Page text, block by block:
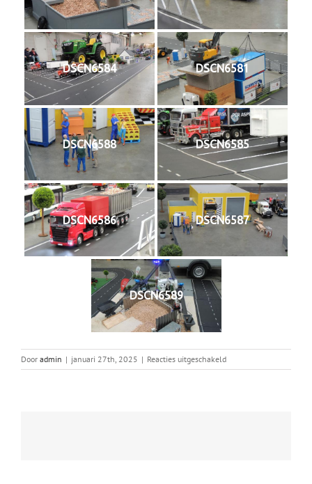
DSCN6584 DSCN6581
DSCN6588 DSCN6585
DSCN6586 DSCN6587
DSCN6589
Door admin | januari 27th, 2025 | Reacties uitgeschakeldvoor
Loozen